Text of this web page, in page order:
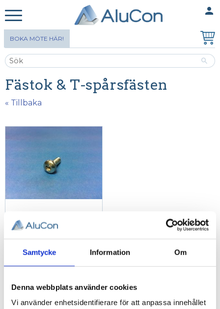
Samtycke Information Om
Denna webbplats använder cookies
Vi använder enhetsidentifierare för att anpassa innehållet
person
BOKA MÖTE HÄR!
Fästok & T-spårsfästen
« Tillbaka
Skruv M5, K6S
5x16
Skruv för centrumhål
i 20-profiler, 1st
INFO